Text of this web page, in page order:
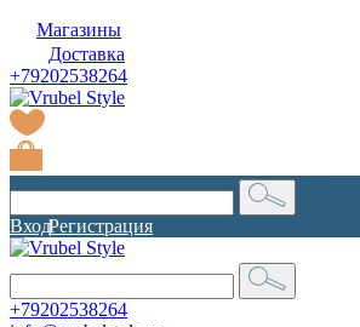
Магазины
Доставка
+79202538264
Вход|
Регистрация
+79202538264